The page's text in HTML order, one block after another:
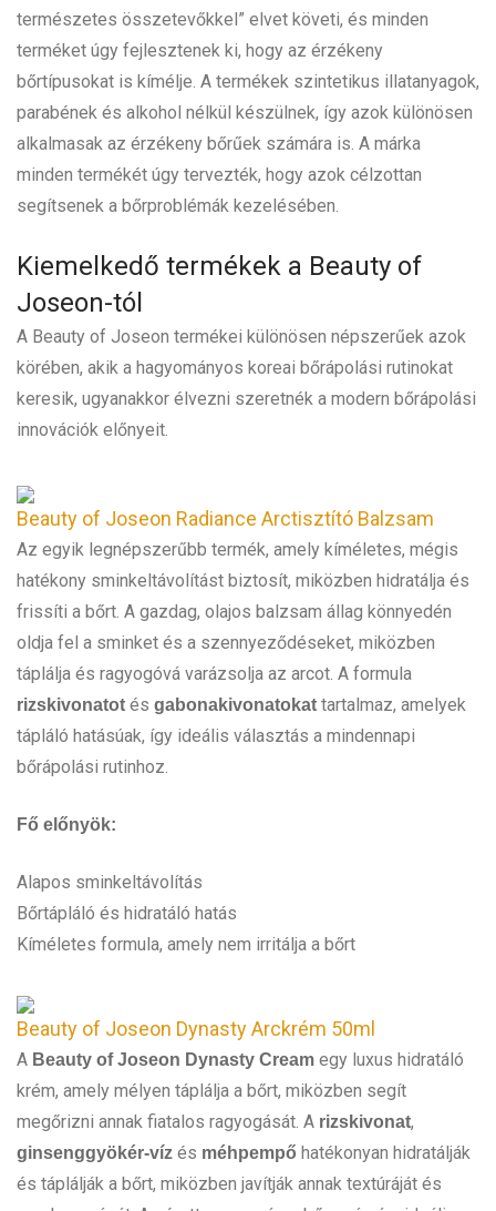
természetes összetevőkkel” elvet követi, és minden
terméket úgy fejlesztenek ki, hogy az érzékeny
bőrtípusokat is kímélje. A termékek szintetikus illatanyagok,
parabének és alkohol nélkül készülnek, így azok különösen
alkalmasak az érzékeny bőrűek számára is. A márka
minden termékét úgy tervezték, hogy azok célzottan
segítsenek a bőrproblémák kezelésében.
Kiemelkedő termékek a Beauty of
Joseon-tól
A Beauty of Joseon termékei különösen népszerűek azok
körében, akik a hagyományos koreai bőrápolási rutinokat
keresik, ugyanakkor élvezni szeretnék a modern bőrápolási
innovációk előnyeit.
Beauty of Joseon Radiance Arctisztító Balzsam
Az egyik legnépszerűbb termék, amely kíméletes, mégis
hatékony sminkeltávolítást biztosít, miközben hidratálja és
frissíti a bőrt. A gazdag, olajos balzsam állag könnyedén
oldja fel a sminket és a szennyeződéseket, miközben
táplálja és ragyogóvá varázsolja az arcot. A formula
rizskivonatot és gabonakivonatokat tartalmaz, amelyek
tápláló hatásúak, így ideális választás a mindennapi
bőrápolási rutinhoz.
Fő előnyök:
Alapos sminkeltávolítás
Bőrtápláló és hidratáló hatás
Kíméletes formula, amely nem irritálja a bőrt
Beauty of Joseon Dynasty Arckrém 50ml
A Beauty of Joseon Dynasty Cream egy luxus hidratáló
krém, amely mélyen táplálja a bőrt, miközben segít
megőrizni annak fiatalos ragyogását. A rizskivonat,
ginsenggyökér-víz és méhpempő hatékonyan hidratálják
és táplálják a bőrt, miközben javítják annak textúráját és